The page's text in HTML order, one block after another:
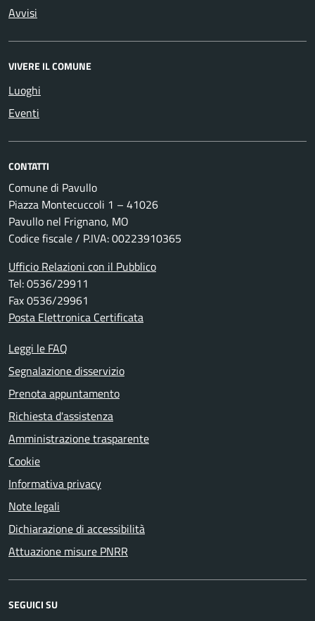
Avvisi
VIVERE IL COMUNE
Luoghi
Eventi
CONTATTI
Comune di Pavullo
Piazza Montecuccoli 1 – 41026
Pavullo nel Frignano, MO
Codice fiscale / P.IVA: 00223910365
Ufficio Relazioni con il Pubblico
Tel: 0536/29911
Fax 0536/29961
Posta Elettronica Certificata
Leggi le FAQ
Segnalazione disservizio
Prenota appuntamento
Richiesta d'assistenza
Amministrazione trasparente
Cookie
Informativa privacy
Note legali
Dichiarazione di accessibilità
Attuazione misure PNRR
SEGUICI SU